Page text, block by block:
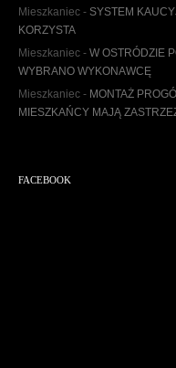
w
u
Mieszkaniec - SYSTEM
KORZYSTA
Mieszkaniec - W OSTRÓDZIE
WYBRANO WYKONAWCĘ
Mieszkaniec - MONTAŻ
MIESZKAŃCY MAJĄ
FACEBOOK